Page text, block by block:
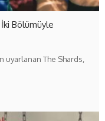
İki Bölümüyle
uyarlanan The Shards,